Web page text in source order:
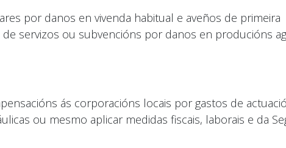
por danos en vivenda habitual e aveños de primeira
servizos ou subvencións por danos en producións
ás corporacións locais por gastos de
ou mesmo aplicar medidas fiscais, laborais e da